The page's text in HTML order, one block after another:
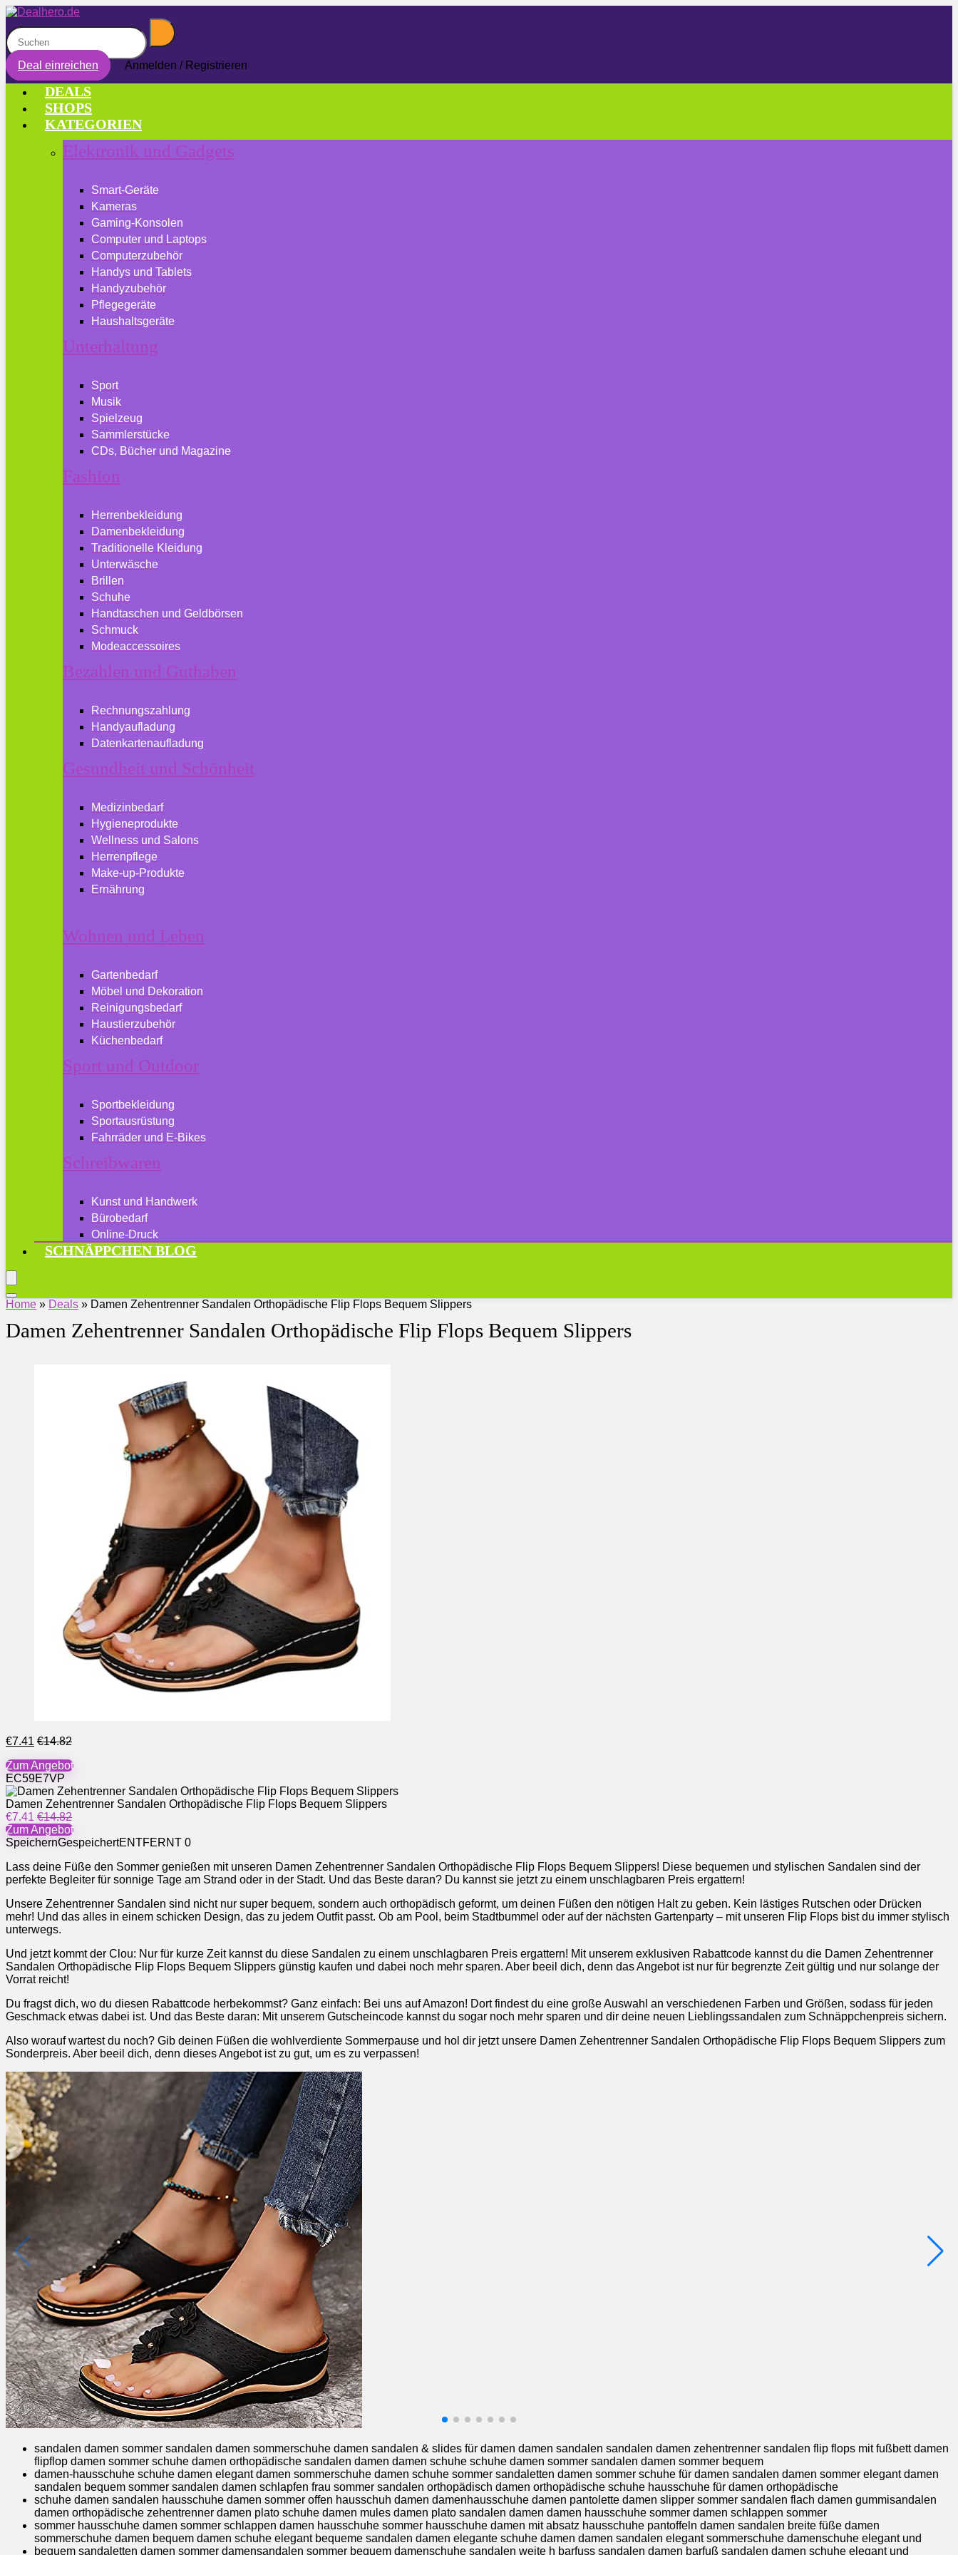
Deal einreichen Anmelden / Registrieren
DEALS
SHOPS
KATEGORIEN
Elektronik und Gadgets
Smart-Geräte
Kameras
Gaming-Konsolen
Computer und Laptops
Computerzubehör
Handys und Tablets
Handyzubehör
Pflegegeräte
Haushaltsgeräte
Unterhaltung
Sport
Musik
Spielzeug
Sammlerstücke
CDs, Bücher und Magazine
Fashion
Herrenbekleidung
Damenbekleidung
Traditionelle Kleidung
Unterwäsche
Brillen
Schuhe
Handtaschen und Geldbörsen
Schmuck
Modeaccessoires
Bezahlen und Guthaben
Rechnungszahlung
Handyaufladung
Datenkartenaufladung
Gesundheit und Schönheit
Medizinbedarf
Hygieneprodukte
Wellness und Salons
Herrenpflege
Make-up-Produkte
Ernährung
Wohnen und Leben
Gartenbedarf
Möbel und Dekoration
Reinigungsbedarf
Haustierzubehör
Küchenbedarf
Sport und Outdoor
Sportbekleidung
Sportausrüstung
Fahrräder und E-Bikes
Schreibwaren
Kunst und Handwerk
Bürobedarf
Online-Druck
SCHNÄPPCHEN BLOG
Home » Deals » Damen Zehentrenner Sandalen Orthopädische Flip Flops Bequem Slippers
Damen Zehentrenner Sandalen Orthopädische Flip Flops Bequem Slippers
€7.41 €14.82
Zum Angebot
EC59E7VP
Damen Zehentrenner Sandalen Orthopädische Flip Flops Bequem Slippers
€7.41 €14.82
Zum Angebot
SpeichernGespeichertENTFERNT 0
Lass deine Füße den Sommer genießen mit unseren Damen Zehentrenner Sandalen Orthopädische Flip Flops Bequem Slippers! Diese bequemen und stylischen Sandalen sind der
perfekte Begleiter für sonnige Tage am Strand oder in der Stadt. Und das Beste daran? Du kannst sie jetzt zu einem unschlagbaren Preis ergattern!
Unsere Zehentrenner Sandalen sind nicht nur super bequem, sondern auch orthopädisch geformt, um deinen Füßen den nötigen Halt zu geben. Kein lästiges Rutschen oder Drücken
mehr! Und das alles in einem schicken Design, das zu jedem Outfit passt. Ob am Pool, beim Stadtbummel oder auf der nächsten Gartenparty – mit unseren Flip Flops bist du immer stylisch
unterwegs.
Und jetzt kommt der Clou: Nur für kurze Zeit kannst du diese Sandalen zu einem unschlagbaren Preis ergattern! Mit unserem exklusiven Rabattcode kannst du die Damen Zehentrenner
Sandalen Orthopädische Flip Flops Bequem Slippers günstig kaufen und dabei noch mehr sparen. Aber beeil dich, denn das Angebot ist nur für begrenzte Zeit gültig und nur solange der
Vorrat reicht!
Du fragst dich, wo du diesen Rabattcode herbekommst? Ganz einfach: Bei uns auf Amazon! Dort findest du eine große Auswahl an verschiedenen Farben und Größen, sodass für jeden
Geschmack etwas dabei ist. Und das Beste daran: Mit unserem Gutscheincode kannst du sogar noch mehr sparen und dir deine neuen Lieblingssandalen zum Schnäppchenpreis sichern.
Also worauf wartest du noch? Gib deinen Füßen die wohlverdiente Sommerpause und hol dir jetzt unsere Damen Zehentrenner Sandalen Orthopädische Flip Flops Bequem Slippers zum
Sonderpreis. Aber beeil dich, denn dieses Angebot ist zu gut, um es zu verpassen!
sandalen damen sommer sandalen damen sommerschuhe damen sandalen & slides für damen damen sandalen sandalen damen zehentrenner sandalen flip flops mit fußbett damen
flipflop damen sommer schuhe damen orthopädische sandalen damen damen schuhe schuhe damen sommer sandalen damen sommer bequem
damen-hausschuhe schuhe damen elegant damen sommerschuhe damen schuhe sommer sandaletten damen sommer schuhe für damen sandalen damen sommer elegant damen
sandalen bequem sommer sandalen damen schlapfen frau sommer sandalen orthopädisch damen orthopädische schuhe hausschuhe für damen orthopädische
schuhe damen sandalen hausschuhe damen sommer offen hausschuh damen damenhausschuhe damen pantolette damen slipper sommer sandalen flach damen gummisandalen
damen orthopädische zehentrenner damen plato schuhe damen mules damen plato sandalen damen damen hausschuhe sommer damen schlappen sommer
sommer hausschuhe damen sommer schlappen damen hausschuhe sommer hausschuhe damen mit absatz hausschuhe pantoffeln damen sandalen breite füße damen
sommerschuhe damen bequem damen schuhe elegant bequeme sandalen damen elegante schuhe damen damen sandalen elegant sommerschuhe damenschuhe elegant und
bequem sandaletten damen sommer damensandalen sommer bequem damenschuhe sandalen weite h barfuss sandalen damen barfuß sandalen damen schuhe elegant und